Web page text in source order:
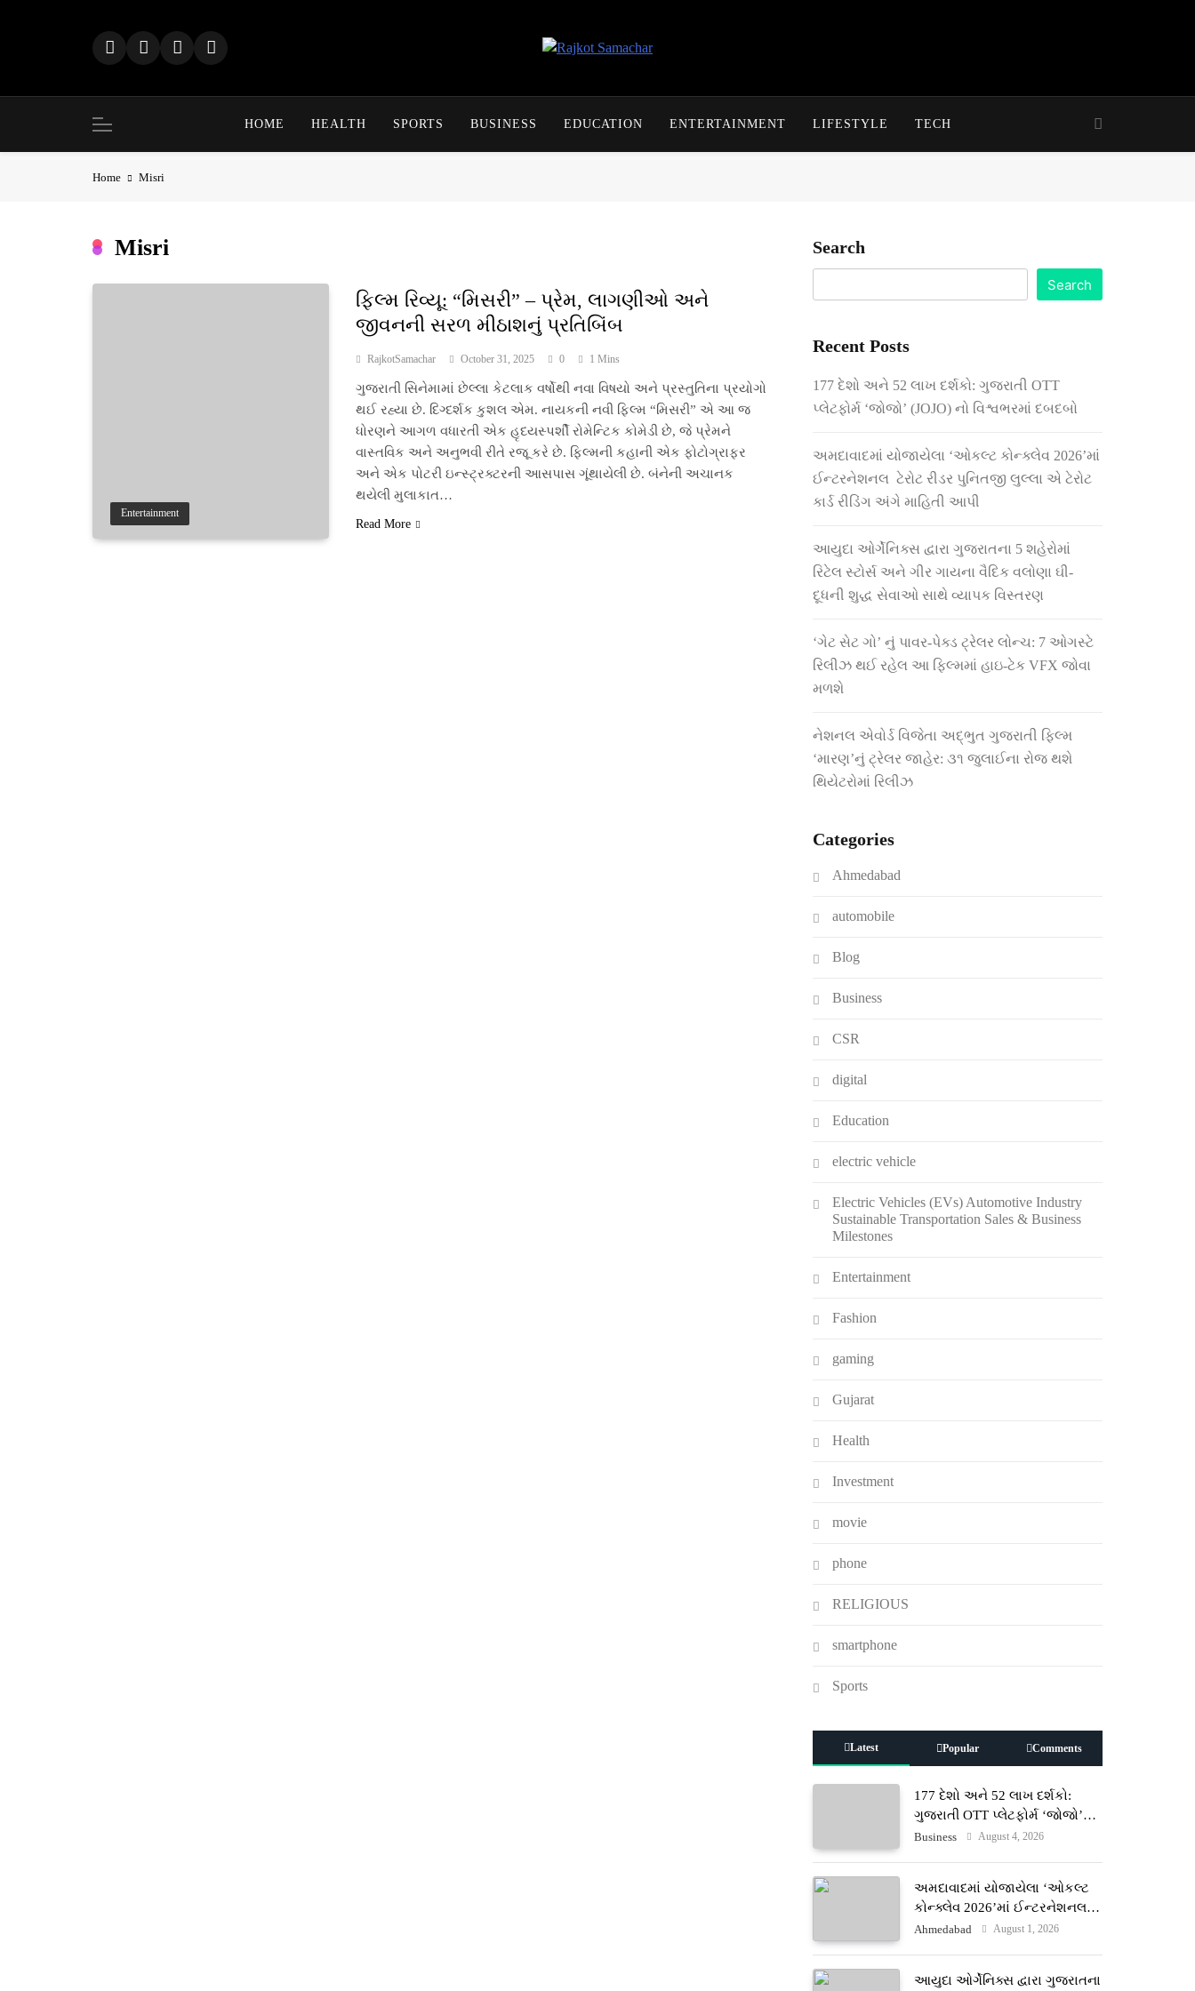
HOME HEALTH SPORTS BUSINESS EDUCATION ENTERTAINMENT LIFESTYLE TECH
Home Misri
Misri
Entertainment
ફિલ્મ રિવ્યૂ: “મિસરી” – પ્રેમ, લાગણીઓ અને
જીવનની સરળ મીઠાશનું પ્રતિબિંબ
RajkotSamachar October 31, 2025 0 1 Mins
ગુજરાતી સિનેમામાં છેલ્લા કેટલાક વર્ષોથી નવા વિષયો અને પ્રસ્તુતિના પ્રયોગો
થઈ રહ્યા છે. દિગ્દર્શક કુશલ એમ. નાયકની નવી ફિલ્મ “મિસરી” એ આ જ
ધોરણને આગળ વધારતી એક હૃદયસ્પર્શી રોમેન્ટિક કોમેડી છે, જે પ્રેમને
વાસ્તવિક અને અનુભવી રીતે રજૂ કરે છે. ફિલ્મની કહાની એક ફોટોગ્રાફર
અને એક પોટરી ઇન્સ્ટ્રક્ટરની આસપાસ ગૂંથાયેલી છે. બંનેની અચાનક
થયેલી મુલાકાત…
Read More
Search
Search
Recent Posts
177 દેશો અને 52 લાખ દર્શકો: ગુજરાતી OTT
પ્લેટફોર્મ ‘જોજો’ (JOJO) નો વિશ્વભરમાં દબદબો
અમદાવાદમાં યોજાયેલા ‘ઓકલ્ટ કોન્ક્લેવ 2026’માં
ઈન્ટરનેશનલ ટેરોટ રીડર પુનિતજી લુલ્લા એ ટેરોટ
કાર્ડ રીડિંગ અંગે માહિતી આપી
આયુદા ઓર્ગેનિક્સ દ્વારા ગુજરાતના 5 શહેરોમાં
રિટેલ સ્ટોર્સ અને ગીર ગાયના વૈદિક વલોણા ઘી-
દૂધની શુદ્ધ સેવાઓ સાથે વ્યાપક વિસ્તરણ
‘ગેટ સેટ ગો’ નું પાવર-પેક્ડ ટ્રેલર લોન્ચ: 7 ઓગસ્ટે
રિલીઝ થઈ રહેલ આ ફિલ્મમાં હાઇ-ટેક VFX જોવા
મળશે
નેશનલ એવોર્ડ વિજેતા અદ્ભુત ગુજરાતી ફિલ્મ
‘મારણ’નું ટ્રેલર જાહેર: ૩૧ જુલાઈના રોજ થશે
થિયેટરોમાં રિલીઝ
Categories
Ahmedabad
automobile
Blog
Business
CSR
digital
Education
electric vehicle
Electric Vehicles (EVs) Automotive Industry
Sustainable Transportation Sales & Business
Milestones
Entertainment
Fashion
gaming
Gujarat
Health
Investment
movie
phone
RELIGIOUS
smartphone
Sports
Latest Popular Comments
177 દેશો અને 52 લાખ દર્શકો:
ગુજરાતી OTT પ્લેટફોર્મ ‘જોજો’
(JOJO) નો વિશ્વભરમાં દબદબો
Business August 4, 2026
અમદાવાદમાં યોજાયેલા ‘ઓકલ્ટ
કોન્ક્લેવ 2026’માં ઈન્ટરનેશનલ
ટેરોટ રીડર પુનિતજી લુલ્લા એ ટેરોટ
Ahmedabad August 1, 2026
આયુદા ઓર્ગેનિક્સ દ્વારા ગુજરાતના